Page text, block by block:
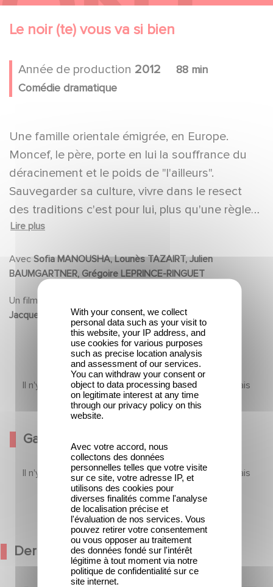
Le noir (te) vous va si bien
Année de production 2012
88 min
Comédie dramatique
Une famille orientale émigrée, en Europe.
Moncef, le père, porte en lui la souffrance du
déracinement et le poids de "l'ailleurs".
Sauvegarder sa culture, vivre dans le resect
des traditions c'est pour lui, plus qu'une règle
de vie, une manière de rester fidèle à son
Chaque matin, Cobra, sa fille, quitte la maison
familiale. Voilée. Mais chaque matin, elle se
change, dans un café, son refuge à elle ; avant
de se rendre à son travail, la chevelure et
l'esprit libres. A la maison, Moncef est inquiet :
Cobra est encore célibataire et il voudrait bien
la marier au plut tôt. Dans l'entreprise où Cobra
travaille, le jeune patron est tombé amoureux
d'elle. Il est prêt à tout pour l'épouser. Mais
Cobra, elle veut choisir, comme sa mère l'avait
fait en son temps avec son père. Elle n'aura
pas le temps de présenter "l'homme de sa vie"
à ses parents. Un ami de son père les suprend .
Dans le café...
Lire plus
Avec
BAUMGARTNER, Grégoire LEPRINCE-RINGUET
Un film de
Jacques BRAL
Il n'y a pas encore de contenu dans cette section mais
revenez bientôt
Galerie
Il n'y a pas encore de contenu dans cette section mais
revenez bientôt
Dernières Actualités
With your consent, we collect
personal data such as your visit to
this website, your IP address, and
use cookies for various purposes
such as precise location analysis
and assessment of our services.
You can withdraw your consent or
object to data processing based
on legitimate interest at any time
through our privacy policy on this
website.
Avec votre accord, nous
collectons des données
personnelles telles que votre visite
sur ce site, votre adresse IP, et
utilisons des cookies pour
diverses finalités comme l'analyse
de localisation précise et
l'évaluation de nos services. Vous
pouvez retirer votre consentement
ou vous opposer au traitement
des données fondé sur l'intérêt
légitime à tout moment via notre
politique de confidentialité sur ce
site internet.